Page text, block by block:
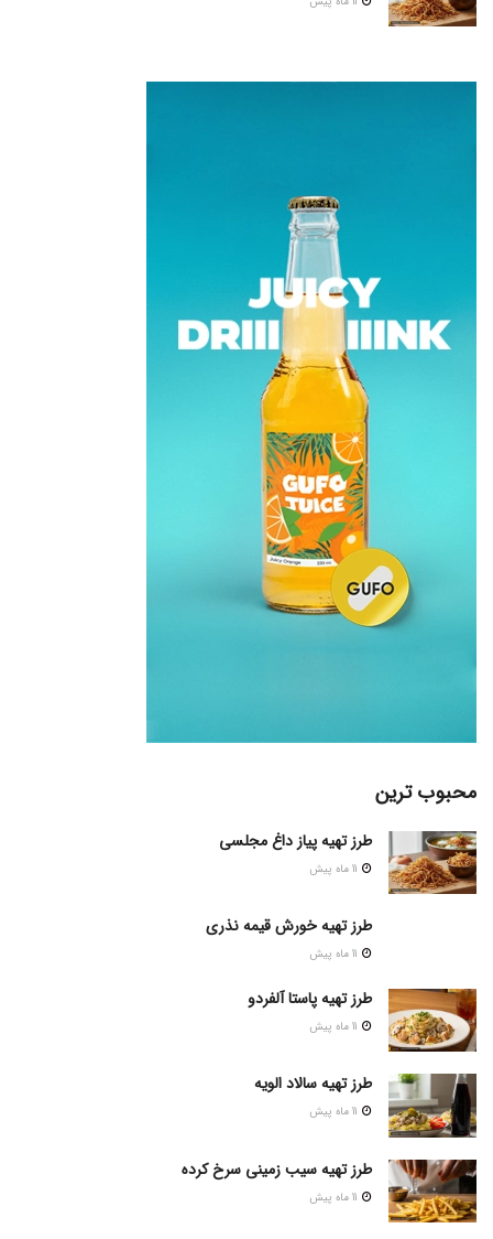
محبوب ترین
طرز تهیه پیاز داغ مجلسی
طرز تهیه خورش قیمه نذری
طرز تهیه پاستا آلفردو
طرز تهیه سالاد الویه
طرز تهیه سیب زمینی سرخ کرده